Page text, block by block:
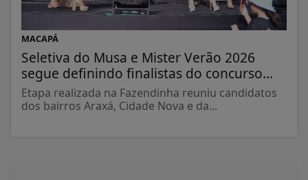
MACAPÁ
Seletiva do Musa e Mister Verão 2026
segue definindo finalistas do concurso...
Etapa realizada na Fazendinha reuniu candidatos
dos bairros Araxá, Cidade Nova e da...